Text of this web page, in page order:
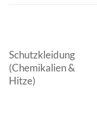
Schutzkleidung
(Chemikalien &
Hitze)